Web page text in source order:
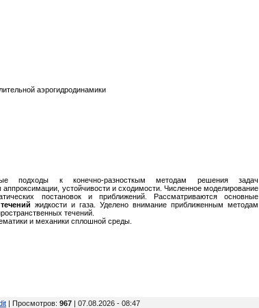
аэрогидродинамики
подходы к конечно-разносткым методам решения задач
устойчивости и сходимости. Численное моделирование
постановок и приближений. Рассматриваются основные
жидкости и газа. Уделено внимание приближенным методам
течений.
и механики сплошной среды.
| Просмотров: 967 | 07.08.2026 - 08:47